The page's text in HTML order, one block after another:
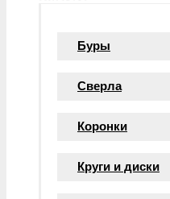
Буры
Сверла
Коронки
Круги и диски